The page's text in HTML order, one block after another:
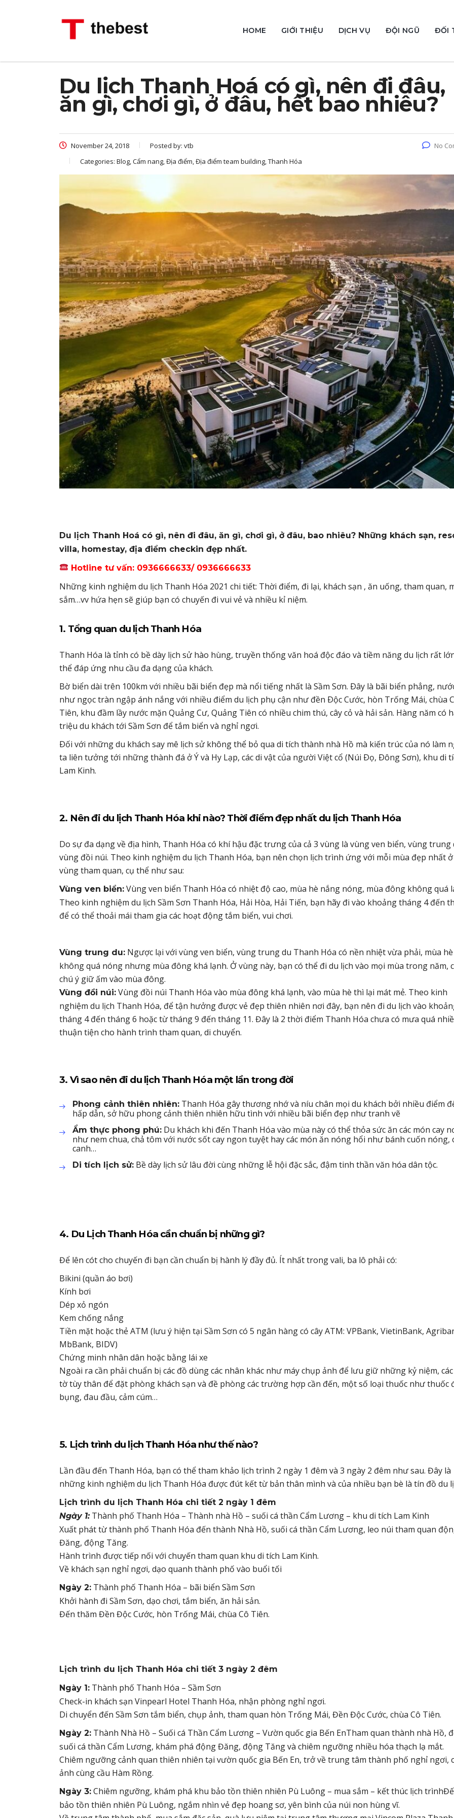
HOME GIỚI THIỆU DỊCH VỤ ĐỘI NGŨ ĐỐI
Du lịch Thanh Hoá có gì, nên đi đâu,
ăn gì, chơi gì, ở đâu, hết bao nhiêu?
November 24, 2018 Posted by: vtb
Categories: Blog, Cẩm nang, Địa điểm, Địa điểm team building, Thanh Hóa
No
Du lịch Thanh Hoá có gì, nên đi đâu, ăn gì, chơi gì, ở đâu, bao nhiêu? Những khách sạn,
villa, homestay, địa điểm checkin đẹp nhất.
Hotline tư vấn: 0936666633/ 0936666633
Những kinh nghiệm du lịch Thanh Hóa 2021 chi tiết: Thời điểm, đi lại, khách sạn , ăn uống, tham quan,
sắm…vv hứa hẹn sẽ giúp bạn có chuyến đi vui vẻ và nhiều kỉ niệm.
1. Tổng quan du lịch Thanh Hóa
Thanh Hóa là tỉnh có bề dày lịch sử hào hùng, truyền thống văn hoá độc đáo và tiềm năng du lịch rất
thể đáp ứng nhu cầu đa dạng của khách.
Bờ biển dài trên 100km với nhiều bãi biển đẹp mà nổi tiếng nhất là Sầm Sơn. Ðây là bãi biển phẳng,
như ngọc tràn ngập ánh nắng với nhiều điểm du lịch phụ cận như đền Ðộc Cước, hòn Trống Mái, chùa
Tiên, khu đầm lầy nước mặn Quảng Cư, Quảng Tiên có nhiều chim thú, cây cỏ và hải sản. Hàng năm có
triệu du khách tới Sầm Sơn để tắm biển và nghỉ ngơi.
Ðối với những du khách say mê lịch sử không thể bỏ qua di tích thành nhà Hồ mà kiến trúc của nó làm
ta liên tưởng tới những thành đá ở Ý và Hy Lạp, các di vật của người Việt cổ (Núi Ðọ, Ðông Sơn), khu di
Lam Kinh.
2. Nên đi du lịch Thanh Hóa khi nào? Thời điểm đẹp nhất du lịch Thanh Hóa
Do sự đa dạng về địa hình, Thanh Hóa có khí hậu đặc trưng của cả 3 vùng là vùng ven biển, vùng trung
vùng đồi núi. Theo kinh nghiệm du lịch Thanh Hóa, bạn nên chọn lịch trình ứng với mỗi mùa đẹp nhất
vùng tham quan, cụ thể như sau:
Vùng ven biển: Vùng ven biển Thanh Hóa có nhiệt độ cao, mùa hè nắng nóng, mùa đông không quá
Theo kinh nghiệm du lịch Sầm Sơn Thanh Hóa, Hải Hòa, Hải Tiến, bạn hãy đi vào khoảng tháng 4 đến
để có thể thoải mái tham gia các hoạt động tắm biển, vui chơi.
Vùng trung du: Ngược lại với vùng ven biển, vùng trung du Thanh Hóa có nền nhiệt vừa phải, mùa hè
không quá nóng nhưng mùa đông khá lạnh. Ở vùng này, bạn có thể đi du lịch vào mọi mùa trong năm,
chú ý giữ ấm vào mùa đông.
Vùng đồi núi: Vùng đồi núi Thanh Hóa vào mùa đông khá lạnh, vào mùa hè thì lại mát mẻ. Theo kinh
nghiệm du lịch Thanh Hóa, để tận hưởng được vẻ đẹp thiên nhiên nơi đây, bạn nên đi du lịch vào
tháng 4 đến tháng 6 hoặc từ tháng 9 đến tháng 11. Đây là 2 thời điểm Thanh Hóa chưa có mưa quá
thuận tiện cho hành trình tham quan, di chuyển.
3. Vì sao nên đi du lịch Thanh Hóa một lần trong đời
Phong cảnh thiên nhiên: Thanh Hóa gây thương nhớ và níu chân mọi du khách bởi nhiều điểm
hấp dẫn, sở hữu phong cảnh thiên nhiên hữu tình với nhiều bãi biển đẹp như tranh vẽ
Ẩm thực phong phú: Du khách khi đến Thanh Hóa vào mùa này có thể thỏa sức ăn các món cay
như nem chua, chả tôm với nước sốt cay ngon tuyệt hay các món ăn nóng hổi như bánh cuốn nóng,
canh…
Di tích lịch sử: Bề dày lịch sử lâu đời cùng những lễ hội đặc sắc, đậm tinh thần văn hóa dân tộc.
4. Du Lịch Thanh Hóa cần chuẩn bị những gì?
Để lên cót cho chuyến đi bạn cần chuẩn bị hành lý đầy đủ. Ít nhất trong vali, ba lô phải có:
Bikini (quần áo bơi)
Kính bơi
Dép xỏ ngón
Kem chống nắng
Tiền mặt hoặc thẻ ATM (lưu ý hiện tại Sầm Sơn có 5 ngân hàng có cây ATM: VPBank, VietinBank,
MbBank, BIDV)
Chứng minh nhân dân hoặc bằng lái xe
Ngoài ra cần phải chuẩn bị các đồ dùng các nhân khác như máy chụp ảnh để lưu giữ những kỷ niệm,
tờ tùy thân để đặt phòng khách sạn và đề phòng các trường hợp cần đến, một số loại thuốc như thuốc
bụng, đau đầu, cảm cúm…
5. Lịch trình du lịch Thanh Hóa như thế nào?
Lần đầu đến Thanh Hóa, bạn có thể tham khảo lịch trình 2 ngày 1 đêm và 3 ngày 2 đêm như sau. Đây là
những kinh nghiệm du lịch Thanh Hóa được đút kết từ bản thân mình và của nhiều bạn bè là tín đồ du
Lịch trình du lịch Thanh Hóa chi tiết 2 ngày 1 đêm
Ngày 1:Thành phố Thanh Hóa – Thành nhà Hồ – suối cá thần Cẩm Lương – khu di tích Lam Kinh
Xuất phát từ thành phố Thanh Hóa đến thành Nhà Hồ, suối cá thần Cẩm Lương, leo núi tham quan
Đăng, động Tăng.
Hành trình được tiếp nối với chuyến tham quan khu di tích Lam Kinh.
Về khách sạn nghỉ ngơi, dạo quanh thành phố vào buổi tối
Ngày 2: Thành phố Thanh Hóa – bãi biển Sầm Sơn
Khởi hành đi Sầm Sơn, dạo chơi, tắm biển, ăn hải sản.
Đến thăm Đền Độc Cước, hòn Trống Mái, chùa Cô Tiên.
Lịch trình du lịch Thanh Hóa chi tiết 3 ngày 2 đêm
Ngày 1: Thành phố Thanh Hóa – Sầm Sơn
Check-in khách sạn Vinpearl Hotel Thanh Hóa, nhận phòng nghỉ ngơi.
Di chuyển đến Sầm Sơn tắm biển, chụp ảnh, tham quan hòn Trống Mái, Đền Độc Cước, chùa Cô Tiên.
Ngày 2: Thành Nhà Hồ – Suối cá Thần Cẩm Lương – Vườn quốc gia Bến EnTham quan thành nhà Hồ,
suối cá thần Cẩm Lương, khám phá động Đăng, động Tăng và chiêm ngưỡng nhiều hóa thạch lạ mắt.
Chiêm ngưỡng cảnh quan thiên nhiên tại vườn quốc gia Bến En, trở về trung tâm thành phố nghỉ ngơi,
ảnh cùng cầu Hàm Rồng.
Ngày 3: Chiêm ngưỡng, khám phá khu bảo tồn thiên nhiên Pù Luông – mua sắm – kết thúc lịch
bảo tồn thiên nhiên Pù Luông, ngắm nhìn vẻ đẹp hoang sơ, yên bình của núi non hùng vĩ.